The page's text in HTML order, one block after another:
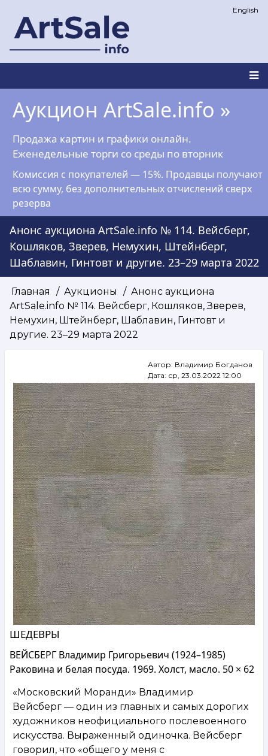
основному
English
Main
navigation
Аукцион ArtSale.info »
Продажа картин и графики онлайн.
Еженедельные торги со среды по вторник
Комиссия с покупателей — 15%. Продавцы получают
всю сумму, без дополнительных отчислений сверх
резерва
Анонс аукциона ArtSale.info № 114. Вейсберг,
Кошляков, Зверев, Немухин, Штейнберг,
Шаблавин, Гинтовт и другие. 23–29 марта 2022
Строка
навигации
Главная Аукционы
Анонс аукциона
ArtSale.info № 114. Вейсберг, Кошляков, Зверев,
Немухин, Штейнберг, Шаблавин, Гинтовт и
другие. 23–29 марта 2022
Автор: Владимир Богданов
Дата: ср, 23.03.2022 12:00
ШЕДЕВРЫ
ВЕЙСБЕРГ Владимир Григорьевич (1924–1985)
Раковина и белая посуда. 1969. Холст, масло. 50 × 62
«Московский Моранди» Владимир
Вейсберг — один из главных и самых дорогих
художников неофициального послевоенного
искусства. Выраженный одиночка. Вейсберг
говорил, что «общего у меня с